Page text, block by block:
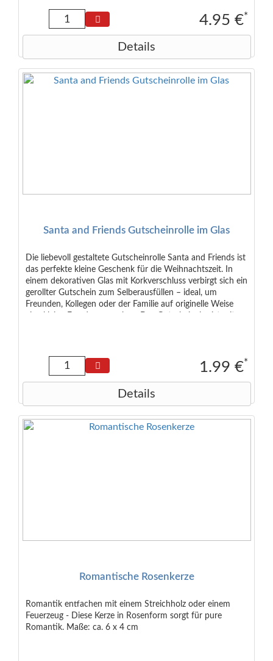
30 x 12 cm
4.95 €*
Details
Santa and Friends Gutscheinrolle im Glas
Die liebevoll gestaltete Gutscheinrolle Santa and Friends ist
das perfekte kleine Geschenk für die Weihnachtszeit. In
einem dekorativen Glas mit Korkverschluss verbirgt sich ein
gerollter Gutschein zum Selberausfüllen – ideal, um
Freunden, Kollegen oder der Familie auf originelle Weise
oder Eisbär - die Auswahl erfolgt zufällig sortiert) Größe:
ca. 8 × 3 × 3 cm
1.99 €*
Details
Romantische Rosenkerze
Romantik entfachen mit einem Streichholz oder einem
Feuerzeug - Diese Kerze in Rosenform sorgt für pure
Romantik. Maße: ca. 6 x 4 cm